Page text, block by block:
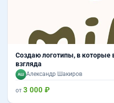
Создаю логотипы, в которые
взгляда
Александр Шакиров
от 3 000 ₽